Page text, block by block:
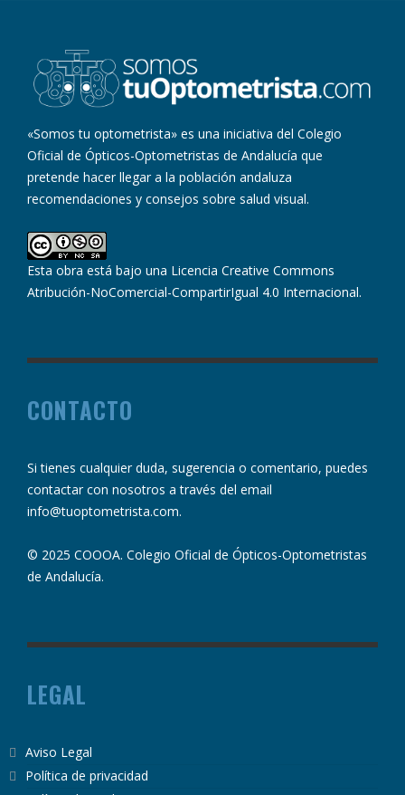
«Somos tu optometrista» es una iniciativa del Colegio
Oficial de Ópticos-Optometristas de Andalucía que
pretende hacer llegar a la población andaluza
recomendaciones y consejos sobre salud visual.
Esta obra está bajo una Licencia Creative Commons
Atribución-NoComercial-CompartirIgual 4.0 Internacional.
CONTACTO
Si tienes cualquier duda, sugerencia o comentario, puedes
contactar con nosotros a través del email
info@tuoptometrista.com.
© 2025 COOOA. Colegio Oficial de Ópticos-Optometristas
de Andalucía.
LEGAL
Aviso Legal
Política de privacidad